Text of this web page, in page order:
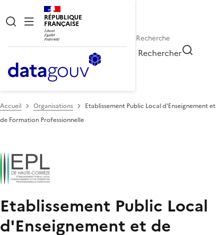
RÉPUBLIQUE
FRANÇAISE
Rechercher
Accueil Organisations
Etablissement Public Local d'Enseignement et
de Formation Professionnelle
Etablissement Public Local
d'Enseignement et de